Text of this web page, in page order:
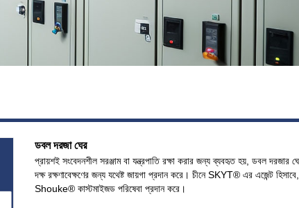
ডবল দরজা ঘের
প্রায়শই সংবেদনশীল সরঞ্জাম বা যন্ত্রপাতি রক্ষা করার জন্য ব্যবহৃত হয়, ডবল দরজার
দক্ষ রক্ষণাবেক্ষণের জন্য যথেষ্ট জায়গা প্রদান করে। চীনে SKYT® এর এজেন্ট হিসাবে,
Shouke® কাস্টমাইজড পরিষেবা প্রদান করে।